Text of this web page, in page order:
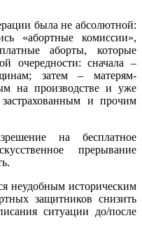
была не абсолютной:
«абортные комиссии»,
аборты, которые
очередности: сначала –
затем – матерям-
на производстве и уже
и прочим
на бесплатное
прерывание
неудобным историческим
защитников снизить
ситуации до/после